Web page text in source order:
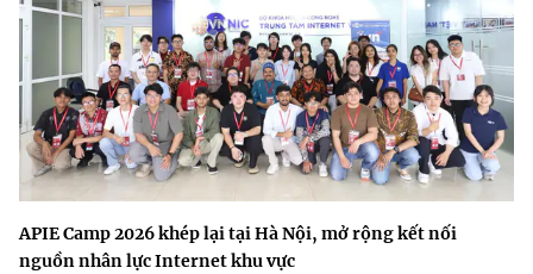
APIE Camp 2026 khép lại tại Hà Nội, mở rộng kết nối
nguồn nhân lực Internet khu vực